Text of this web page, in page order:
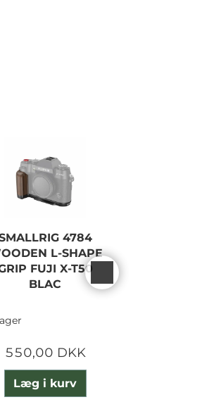
4784
L-SHAPE
FUJI X-T50
BLAC
550,00 DKK
Læg i kurv